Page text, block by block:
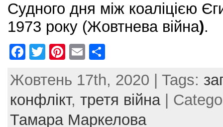
Судного дня між коаліцією
1973 року (Жовтнева війна).
F
c
e
b
T
itt
er
Pi
er
e
st
E
ai
l
ar
e
Жовтень 17th, 2020 | Tags:
конфлікт, третя війна|
Тамара Маркелова